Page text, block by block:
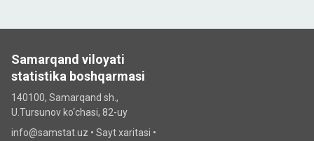
Samarqand viloyati
statistika boshqarmasi
140100, Samarqand sh.,
U.Tursunov ko‘chаsi, 82-uy
info@samstat.uz • Sayt xaritasi •